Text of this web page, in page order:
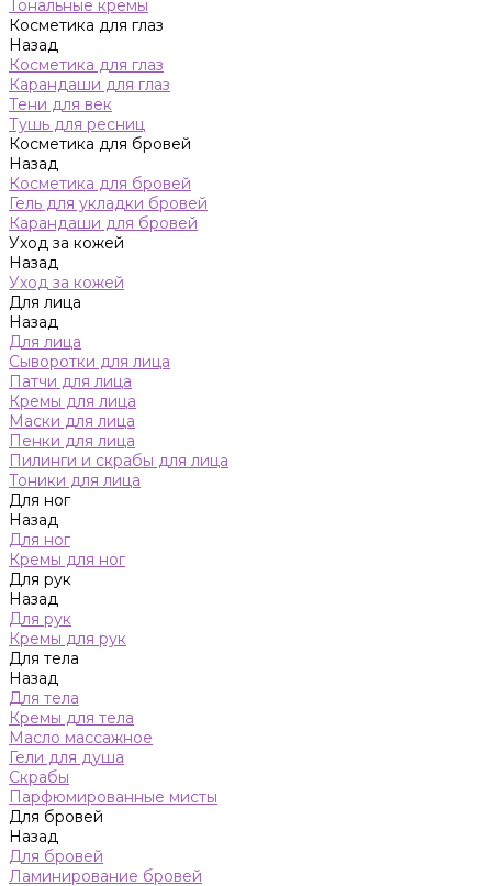
Тональные кремы
Косметика для глаз
Назад
Косметика для глаз
Карандаши для глаз
Тени для век
Тушь для ресниц
Косметика для бровей
Назад
Косметика для бровей
Гель для укладки бровей
Карандаши для бровей
Уход за кожей
Назад
Уход за кожей
Для лица
Назад
Для лица
Сыворотки для лица
Патчи для лица
Кремы для лица
Маски для лица
Пенки для лица
Пилинги и скрабы для лица
Тоники для лица
Для ног
Назад
Для ног
Кремы для ног
Для рук
Назад
Для рук
Кремы для рук
Для тела
Назад
Для тела
Кремы для тела
Масло массажное
Гели для душа
Скрабы
Парфюмированные мисты
Для бровей
Назад
Для бровей
Ламинирование бровей